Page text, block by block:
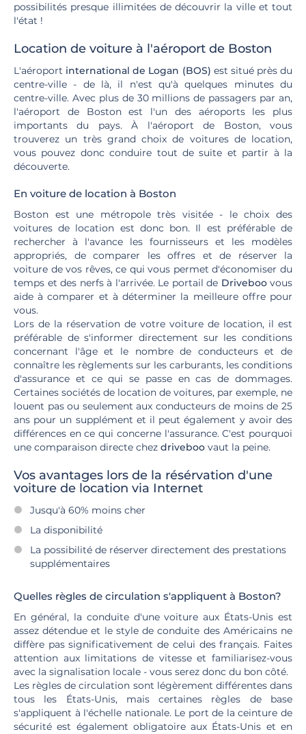
possibilités presque illimitées de découvrir la ville et tout
l'état !
Location de voiture à l'aéroport de Boston
L'aéroport international de Logan (BOS) est situé près du
centre-ville - de là, il n'est qu'à quelques minutes du
centre-ville. Avec plus de 30 millions de passagers par an,
l'aéroport de Boston est l'un des aéroports les plus
importants du pays. À l'aéroport de Boston, vous
trouverez un très grand choix de voitures de location,
vous pouvez donc conduire tout de suite et partir à la
découverte.
En voiture de location à Boston
Boston est une métropole très visitée - le choix des
voitures de location est donc bon. Il est préférable de
rechercher à l'avance les fournisseurs et les modèles
appropriés, de comparer les offres et de réserver la
voiture de vos rêves, ce qui vous permet d'économiser du
temps et des nerfs à l'arrivée. Le portail de Driveboovous
aide à comparer et à déterminer la meilleure offre pour
vous.
Lors de la réservation de votre voiture de location, il est
préférable de s'informer directement sur les conditions
concernant l'âge et le nombre de conducteurs et de
connaître les règlements sur les carburants, les conditions
d'assurance et ce qui se passe en cas de dommages.
Certaines sociétés de location de voitures, par exemple, ne
louent pas ou seulement aux conducteurs de moins de 25
ans pour un supplément et il peut également y avoir des
différences en ce qui concerne l'assurance. C'est pourquoi
une comparaison directe chez driveboo vaut la peine.
Vos avantages lors de la résérvation d'une
voiture de location via Internet
Jusqu'à 60% moins cher
La disponibilité
La possibilité de réserver directement des prestations
supplémentaires
Quelles règles de circulation s'appliquent à Boston?
En général, la conduite d'une voiture aux États-Unis est
assez détendue et le style de conduite des Américains ne
diffère pas significativement de celui des français. Faites
attention aux limitations de vitesse et familiarisez-vous
avec la signalisation locale - vous serez donc du bon côté.
Les règles de circulation sont légèrement différentes dans
tous les États-Unis, mais certaines règles de base
s'appliquent à l'échelle nationale. Le port de la ceinture de
sécurité est également obligatoire aux États-Unis et en